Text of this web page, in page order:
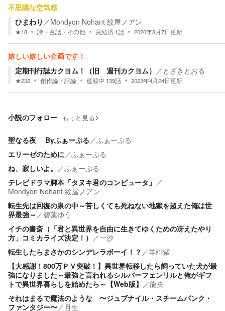
不思議な空気感
ひまわり ／Mondyon Nohant 紋屋ノアン
★18 詩・童話・その他 完結済 1話 2020年8月7日更新
嬉しい嬉しい企画です！
定期刊行誌カクヨム！（旧 週刊カクヨム） ／ とざきとおる
★232 創作論・評論 連載中 139話 2023年4月24日更新
小説のフォロー もっと見る
聖なる夜 Byふぁーぷる／ふぁーぷる
エリーゼのために／ふぁーぷる
ね、寂しいよ。 ／ふぁーぷる
テレビドラマ脚本「タヌキ君のコンピュータ」 ／
Mondyon Nohant 紋屋ノアン
転生先は回復の泉の中～苦しくても死ねない地獄を超えた俺は世
界最強～ ／碧葉ゆう
イチの書斎（「君と異世界を自由に生きてゆくための冴えたやり
方」コミカライズ決定！） ／一沙
転生したらまさかのシンデレラボーイ！？ ／羊緋紫
【大感謝！800万ＰＶ突破！】異世界転移したら飼っていた犬が最
強になりました～最強と言われるシルバーフェンリルと俺がギフ
トで異世界暮らしを始めたら～【Web版】 ／龍央
それはまるで魔法のような 〜ジュブナイル・スチームパンク・
ファンタジー〜／ 月生